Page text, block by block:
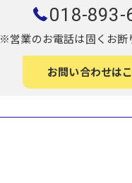
018-893-
※営業のお電話は固くお断
お問い合わせは